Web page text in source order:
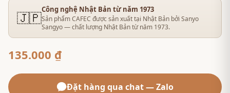
🇯🇵Công nghệ Nhật Bản từ năm 1973
Sản phẩm CAFEC được sản xuất tại Nhật Bản bởi Sanyo
Sangyo — chất lượng Nhật Bản từ năm 1973.
135.000 ₫
Đặt hàng qua chat — Zalo